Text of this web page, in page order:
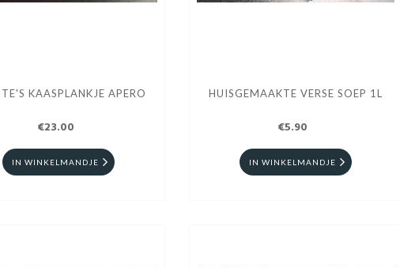
KAASPLANKJE APERO
€23.00
IN WINKELMANDJE
HUISGEMAAKTE VERSE SOEP 1L
€5.90
IN WINKELMANDJE